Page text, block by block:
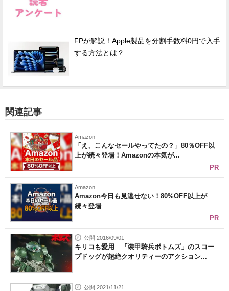
FPが解説！Apple製品を分割手数料0円で入手
する方法とは？
関連記事
Amazon
「え、こんなセールやってたの？」80％OFF以
上が続々登場！Amazonの本気が...
PR
Amazon
Amazon今日も見逃せない！80%OFF以上が
続々登場
PR
公開 2016/09/01
キリコも愛用 「装甲騎兵ボトムズ」のスコー
プドッグが超絶クオリティーのアクション...
公開 2021/11/21